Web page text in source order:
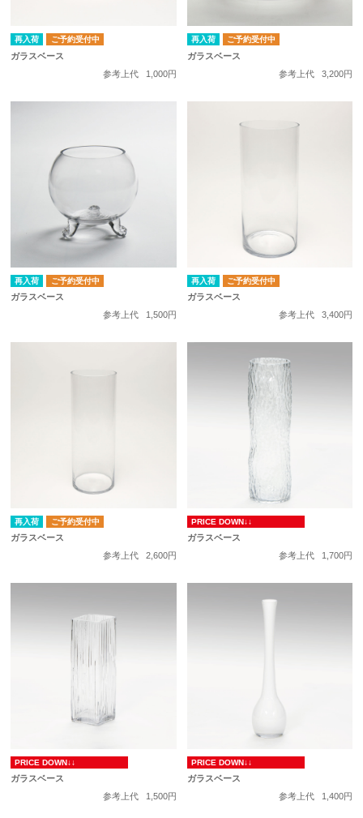
再入荷 ご予約受付中
ガラスベース
参考上代
1,000円
再入荷 ご予約受付中
ガラスベース
参考上代
3,200円
再入荷 ご予約受付中
ガラスベース
参考上代
1,500円
再入荷 ご予約受付中
ガラスベース
参考上代
3,400円
再入荷 ご予約受付中
ガラスベース
参考上代
2,600円
PRICE DOWN↓↓
ガラスベース
参考上代
1,700円
PRICE DOWN↓↓
ガラスベース
参考上代
1,500円
PRICE DOWN↓↓
ガラスベース
参考上代
1,400円